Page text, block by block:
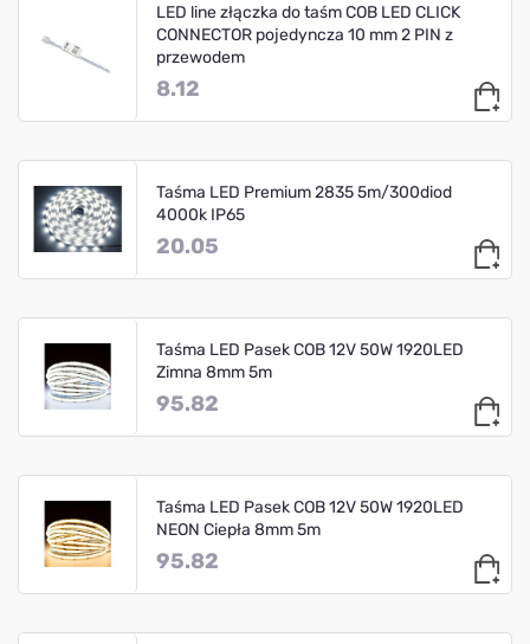
LED line złączka do taśm COB LED CLICK
CONNECTOR pojedyncza 10 mm 2 PIN z
przewodem
8.12
Taśma LED Premium 2835 5m/300diod
4000k IP65
20.05
Taśma LED Pasek COB 12V 50W 1920LED
Zimna 8mm 5m
95.82
Taśma LED Pasek COB 12V 50W 1920LED
NEON Ciepła 8mm 5m
95.82